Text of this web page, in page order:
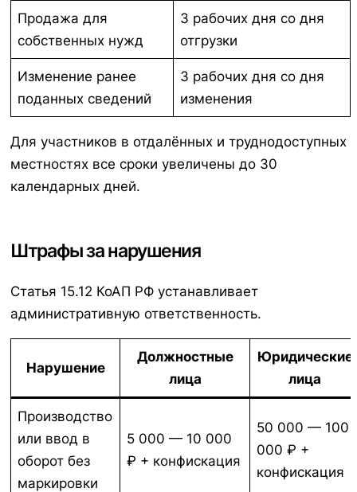
Продажа для
собственных нужд
3 рабочих дня со дня
отгрузки
Изменение ранее
поданных сведений
3 рабочих дня со дня
изменения
Для участников в отдалённых и труднодоступных
местностях все сроки увеличены до 30
календарных дней.
Штрафы за нарушения
Статья 15.12 КоАП РФ устанавливает
административную ответственность.
Нарушение
Должностные
лица
Юридические
лица
Производство
или ввод в
оборот без
маркировки
5 000 — 10 000
₽ + конфискация
50 000 — 100
000 ₽ +
конфискация